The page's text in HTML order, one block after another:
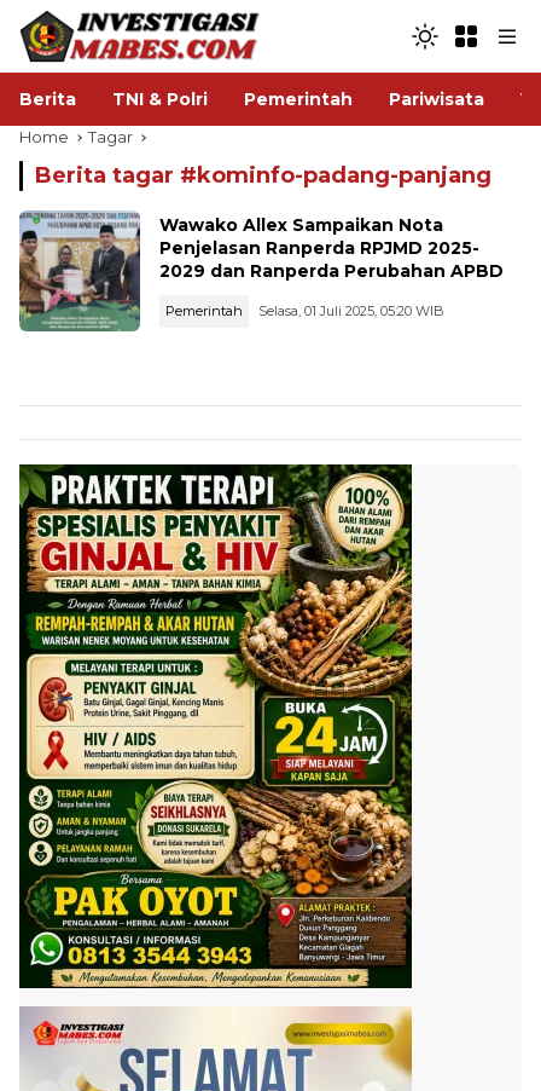
Berita TNI & Polri Pemerintah Pariwisata
Home Tagar
Berita tagar #kominfo-padang-panjang
Wawako Allex Sampaikan Nota
Penjelasan Ranperda RPJMD 2025-
2029 dan Ranperda Perubahan APBD
Pemerintah Selasa, 01 Juli 2025, 05:20 WIB